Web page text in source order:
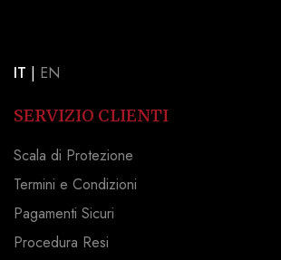
IT | EN
SERVIZIO CLIENTI
Scala di Protezione
Termini e Condizioni
Pagamenti Sicuri
Procedura Resi